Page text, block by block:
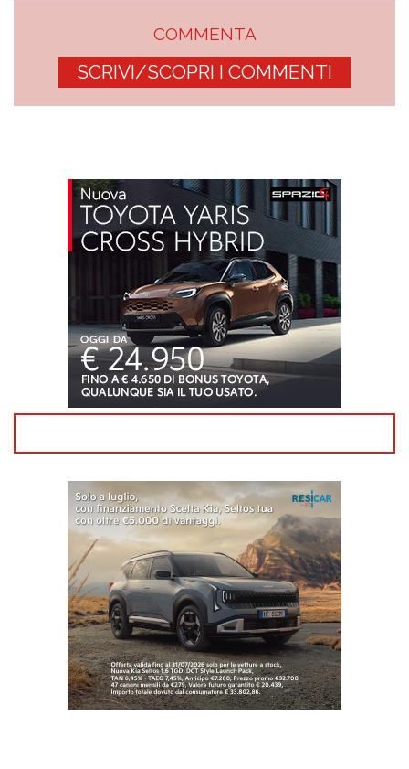
COMMENTA
SCRIVI/SCOPRI I COMMENTI